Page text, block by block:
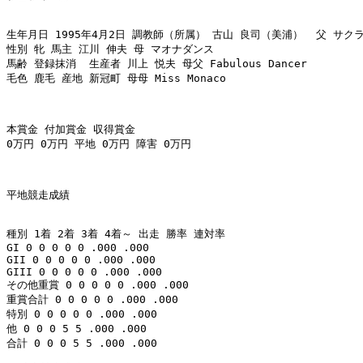
生年月日 1995年4月2日 調教師（所属） 古山 良司（美浦）  父 サク
性別 牝 馬主 江川 伸夫 母 マオナダンス
馬齢 登録抹消  生産者 川上 悦夫 母父 Fabulous Dancer
毛色 鹿毛 産地 新冠町 母母 Miss Monaco
本賞金 付加賞金 収得賞金
0万円 0万円 平地 0万円 障害 0万円
平地競走成績
種別 1着 2着 3着 4着～ 出走 勝率 連対率
GI 0 0 0 0 0 .000 .000
GII 0 0 0 0 0 .000 .000
GIII 0 0 0 0 0 .000 .000
その他重賞 0 0 0 0 0 .000 .000
重賞合計 0 0 0 0 0 .000 .000
特別 0 0 0 0 0 .000 .000
他 0 0 0 5 5 .000 .000
合計 0 0 0 5 5 .000 .000